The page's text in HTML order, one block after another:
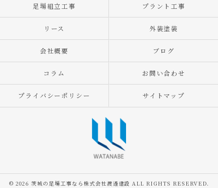
足場組立工事 プラント工事
リース 外装塗装
会社概要 ブログ
コラム お問い合わせ
プライバシーポリシー サイトマップ
© 2026 茨城の足場工事なら株式会社渡邊建設 ALL RIGHTS RESERVED.